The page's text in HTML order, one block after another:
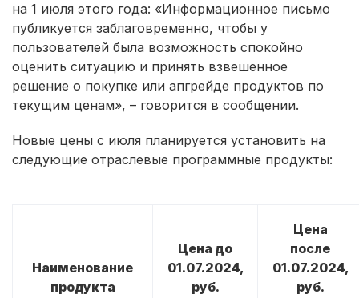
на 1 июля этого года: «Информационное письмо
публикуется заблаговременно, чтобы у
пользователей была возможность спокойно
оценить ситуацию и принять взвешенное
решение о покупке или апгрейде продуктов по
текущим ценам», – говорится в сообщении.
Новые цены с июля планируется установить на
следующие отраслевые программные продукты:
Наименование
продукта
Цена до
01.07.2024,
руб.
Цена
после
01.07.2024,
руб.